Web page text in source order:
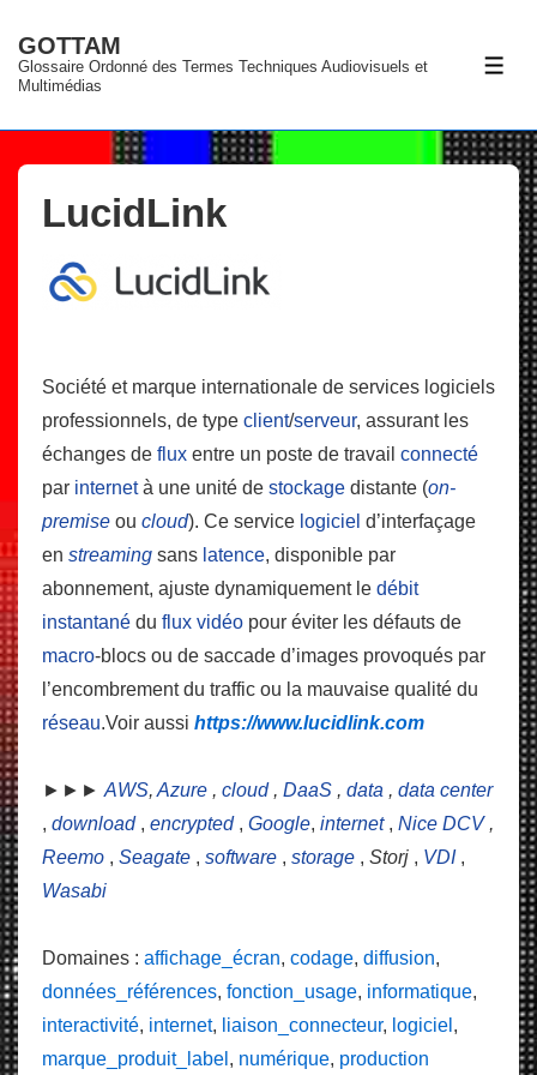
passer
au
GOTTAM
Glossaire Ordonné des Termes Techniques Audiovisuels et
Multimédias
LucidLink
Société et marque internationale de services logiciels
professionnels, de type client/serveur, assurant les
échanges de flux entre un poste de travail connecté
par internetà une unité de stockage distante (on-
premise ou cloud). Ce service logiciel d’interfaçage
en streaming sans latence, disponible par
abonnement, ajuste dynamiquement le débit
instantané du flux vidéo pour éviter les défauts de
macro-blocs ou de saccade d’images provoqués par
l’encombrement du traffic ou la mauvaise qualité du
réseau.Voir aussi https://www.lucidlink.com
►►► AWS, Azure , cloud, DaaS , data , data center
, download, encrypted, Google, internet, Nice DCV,
Reemo , Seagate , software , storage , Storj , VDI,
Wasabi
Domaines : affichage_écran, codage, diffusion,
données_références, fonction_usage, informatique,
interactivité, internet, liaison_connecteur, logiciel ,
marque_produit_label , numérique, production